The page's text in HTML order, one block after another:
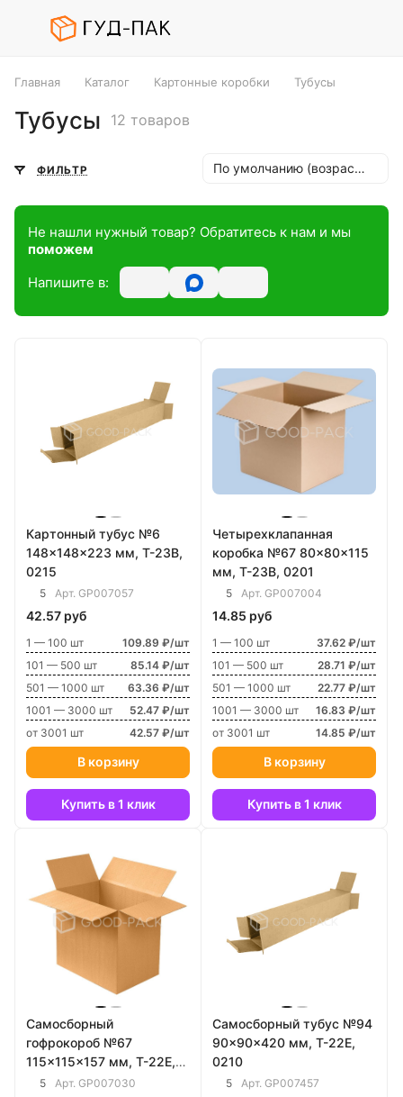
Главная Каталог Картонные коробки Тубусы
Тубусы 12 товаров
ФИЛЬТР По умолчанию (возрастание)
Не нашли нужный товар? Обратитесь к нам и мы
поможем
Напишите в:
Картонный тубус №6
148x148x223 мм, Т-23В,
0215
5 Арт. GP007057
42.57 руб
1 — 100 шт
109.89 ₽/шт
101 — 500 шт
85.14 ₽/шт
501 — 1000 шт
63.36 ₽/шт
1001 — 3000 шт
52.47 ₽/шт
от 3001 шт
42.57 ₽/шт
В корзину
Купить в 1 клик
Четырехклапанная
коробка №67 80x80x115
мм, Т-23В, 0201
5 Арт. GP007004
14.85 руб
1 — 100 шт
37.62 ₽/шт
101 — 500 шт
28.71 ₽/шт
501 — 1000 шт
22.77 ₽/шт
1001 — 3000 шт
16.83 ₽/шт
от 3001 шт
14.85 ₽/шт
В корзину
Купить в 1 клик
Самосборный
гофрокороб №67
115x115x157 мм, Т-22E,
0215
5 Арт. GP007030
Самосборный тубус №94
90x90x420 мм, Т-22E,
0210
5 Арт. GP007457